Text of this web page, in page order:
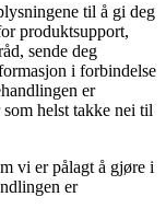
til å gi deg
produktsupport,
sende deg
i forbindelse
er
helst takke nei til
vi er pålagt å gjøre i
er